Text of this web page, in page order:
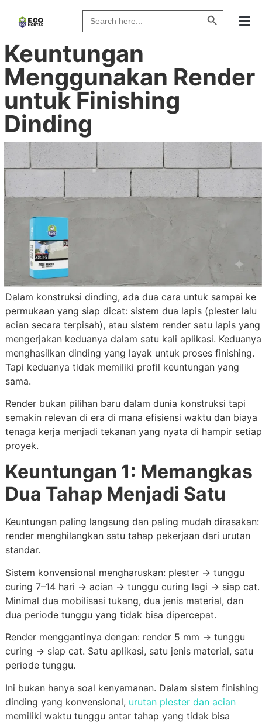
Search
for:
Search
Keuntungan
Menggunakan Render
untuk Finishing
Dinding
Dalam konstruksi dinding, ada dua cara untuk sampai ke
permukaan yang siap dicat: sistem dua lapis (plester lalu
acian secara terpisah), atau sistem render satu lapis yang
mengerjakan keduanya dalam satu kali aplikasi. Keduanya
menghasilkan dinding yang layak untuk proses finishing.
Tapi keduanya tidak memiliki profil keuntungan yang
sama.
Render bukan pilihan baru dalam dunia konstruksi tapi
semakin relevan di era di mana efisiensi waktu dan biaya
tenaga kerja menjadi tekanan yang nyata di hampir setiap
proyek.
Keuntungan 1: Memangkas
Dua Tahap Menjadi Satu
Keuntungan paling langsung dan paling mudah dirasakan:
render menghilangkan satu tahap pekerjaan dari urutan
standar.
Sistem konvensional mengharuskan: plester → tunggu
curing 7–14 hari → acian → tunggu curing lagi → siap cat.
Minimal dua mobilisasi tukang, dua jenis material, dan
dua periode tunggu yang tidak bisa dipercepat.
Render menggantinya dengan: render 5 mm → tunggu
curing → siap cat. Satu aplikasi, satu jenis material, satu
periode tunggu.
Ini bukan hanya soal kenyamanan. Dalam sistem finishing
dinding yang konvensional, urutan plester dan acian
memiliki waktu tunggu antar tahap yang tidak bisa